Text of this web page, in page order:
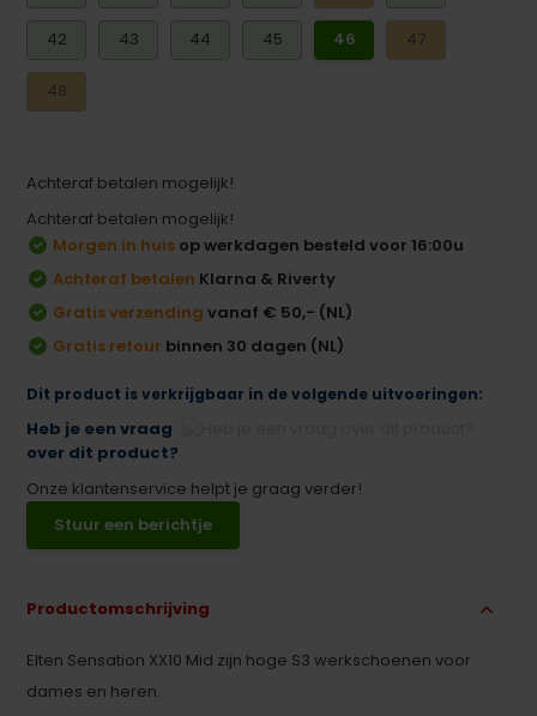
42 43 44 45 46 47
48
Achteraf betalen mogelijk!
Achteraf betalen mogelijk!
Morgen in huis op werkdagen besteld voor 16:00u
Achteraf betalen Klarna & Riverty
Gratis verzending vanaf € 50,- (NL)
Gratis retour binnen 30 dagen (NL)
Dit product is verkrijgbaar in de volgende uitvoeringen:
Heb je een vraag
over dit product?
Onze klantenservice helpt je graag verder!
Stuur een berichtje
Productomschrijving
Elten Sensation XX10 Mid zijn hoge S3 werkschoenen voor
dames en heren.